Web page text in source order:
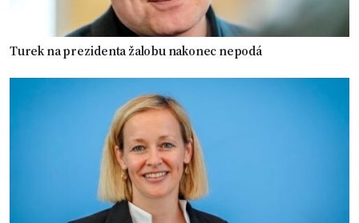
Turek na prezidenta žalobu nakonec nepodá